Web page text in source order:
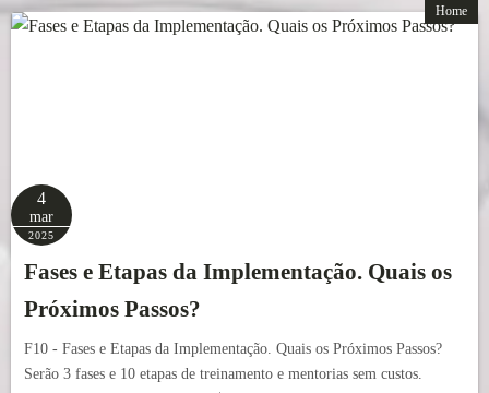
Home
4
mar
2025
Fases e Etapas da Implementação. Quais os
Próximos Passos?
F10 - Fases e Etapas da Implementação. Quais os Próximos Passos?
Serão 3 fases e 10 etapas de treinamento e mentorias sem custos.